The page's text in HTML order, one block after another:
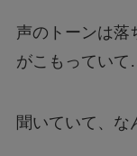
声のトーンは落
がこもってい
聞いていて、な